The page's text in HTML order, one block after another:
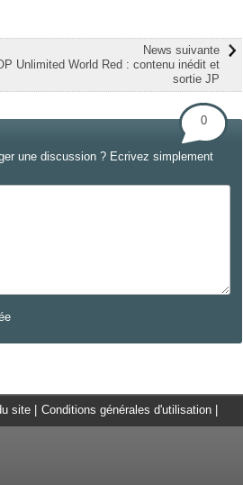
News suivante
Unlimited World Red : contenu inédit et
sortie JP
0
une discussion ? Ecrivez simplement
site | Conditions générales d'utilisation |